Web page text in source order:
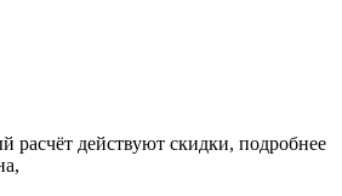
расчёт действуют скидки, подробнее